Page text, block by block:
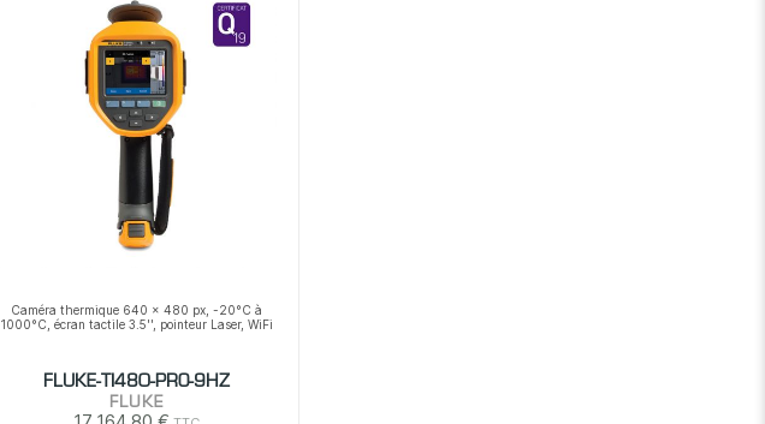
Caméra thermique 640 x 480 px, -20°C à
1000°C, écran tactile 3.5'', pointeur Laser, WiFi
FLUKE-TI480-PRO-9HZ
FLUKE